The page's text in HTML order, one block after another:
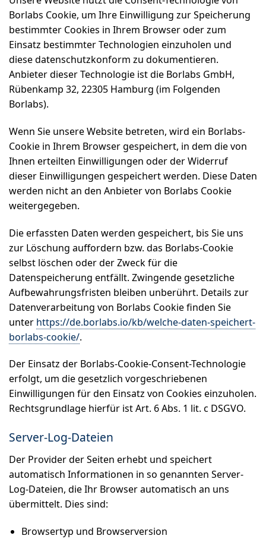
Borlabs Cookie, um Ihre Einwilligung zur Speicherung
bestimmter Cookies in Ihrem Browser oder zum
Einsatz bestimmter Technologien einzuholen und
diese datenschutzkonform zu dokumentieren.
Anbieter dieser Technologie ist die Borlabs GmbH,
Rübenkamp 32, 22305 Hamburg (im Folgenden
Borlabs).
Wenn Sie unsere Website betreten, wird ein Borlabs-
Cookie in Ihrem Browser gespeichert, in dem die von
Ihnen erteilten Einwilligungen oder der Widerruf
dieser Einwilligungen gespeichert werden. Diese Daten
werden nicht an den Anbieter von Borlabs Cookie
weitergegeben.
Die erfassten Daten werden gespeichert, bis Sie uns
zur Löschung auffordern bzw. das Borlabs-Cookie
selbst löschen oder der Zweck für die
Datenspeicherung entfällt. Zwingende gesetzliche
Aufbewahrungsfristen bleiben unberührt. Details zur
Datenverarbeitung von Borlabs Cookie finden Sie
unter https://de.borlabs.io/kb/welche-daten-speichert-
borlabs-cookie/.
Der Einsatz der Borlabs-Cookie-Consent-Technologie
erfolgt, um die gesetzlich vorgeschriebenen
Einwilligungen für den Einsatz von Cookies einzuholen.
Rechtsgrundlage hierfür ist Art. 6 Abs. 1 lit. c DSGVO.
Server-Log-Dateien
Der Provider der Seiten erhebt und speichert
automatisch Informationen in so genannten Server-
Log-Dateien, die Ihr Browser automatisch an uns
übermittelt. Dies sind:
Browsertyp und Browserversion